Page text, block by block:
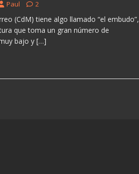
Paul 2
(CdM) tiene algo llamado “el embudo”,
que toma un gran número de
bajo y […]